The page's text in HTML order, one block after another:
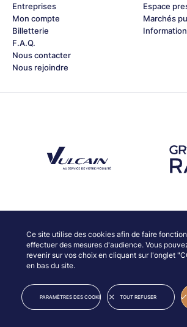
Ce site utilise des cookies afin de faire
effectuer des mesures d'audience. Vous
revenir sur vos choix en cliquant sur l'onglet
en bas du site.
PARAMÈTRES DES COOKIES TOUT REFUSER
Acheter mon billet
Entreprises
Mon compte
Billetterie
F.A.Q.
Nous contacter
Nous rejoindre
Espace
Marchés
© JAZZ À VIENNE
INFORMATIONS LÉGALES
CRÉDITS